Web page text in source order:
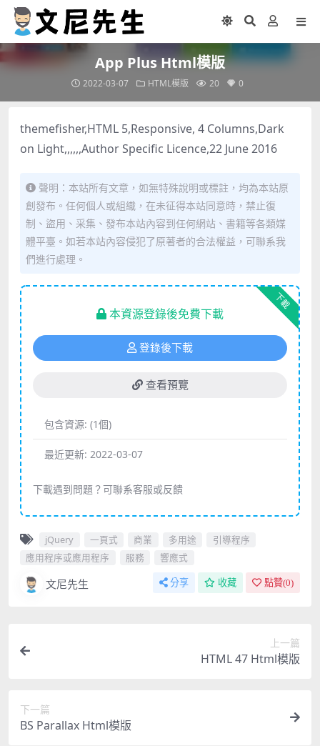
App Plus Html模版
2022-03-07 HTML模版 20 0
themefisher,HTML 5,Responsive, 4 Columns,Dark
on Light,,,,,,Author Specific Licence,22 June 2016
聲明：本站所有文章，如無特殊說明或標註，均為本站原
創發布。任何個人或組織，在未征得本站同意時，禁止復
制、盜用、采集、發布本站內容到任何網站、書籍等各類媒
體平臺。如若本站內容侵犯了原著者的合法權益，可聯系我
們進行處理。
下載
本資源登錄後免費下載
登錄後下載
查看預覽
包含資源: (1個)
最近更新: 2022-03-07
下載遇到問題？可聯系客服或反饋
jQuery 一頁式 商業 多用途
引導程序
應用程序或應用程序
服務 響應式
文尼先生 分享 收藏 點贊(0)
上一篇
HTML 47 Html模版
下一篇
BS Parallax Html模版